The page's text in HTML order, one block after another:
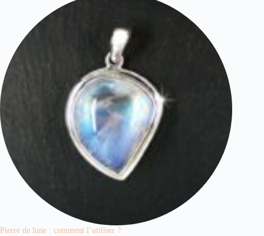
Pierre de lune : comment l’utiliser ?